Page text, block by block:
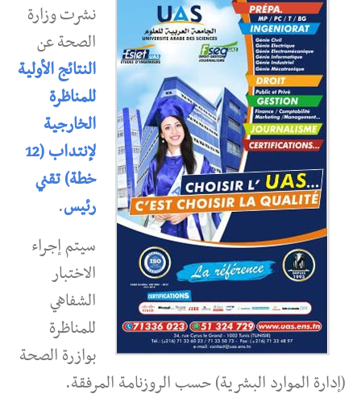
نشرت وزارة
الصحة عن
النتائج الأولية
للمناظرة
الخارجية
لإنتداب (12
خطة) تقني
رئيس.
سيتم إجراء
الاختبار
الشفاهي
للمناظرة
بوازرة الصحة
(إدارة الموارد البشرية) حسب الروزنامة المرفقة.